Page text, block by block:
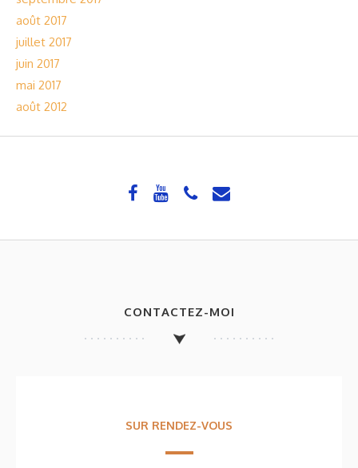
août 2017
juillet 2017
juin 2017
mai 2017
août 2012
CONTACTEZ-MOI
SUR RENDEZ-VOUS